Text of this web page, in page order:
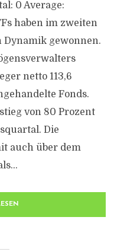
0 Average:
haben im zweiten
gewonnen.
netto 113,6
Fonds.
von 80 Prozent
Die
auch über dem